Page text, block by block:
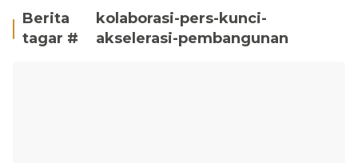
Berita
tagar #
kolaborasi-pers-kunci-
akselerasi-pembangunan